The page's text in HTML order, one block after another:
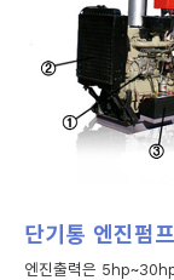
단기통 엔진펌
엔진출력은